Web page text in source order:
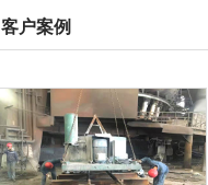
客户案例